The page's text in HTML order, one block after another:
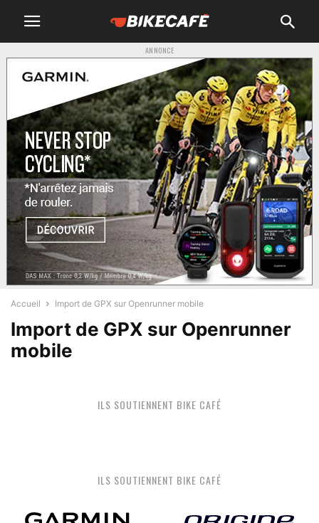
ANNONCE
Accueil Import de GPX sur Openrunner mobile
Import de GPX sur Openrunner
mobile